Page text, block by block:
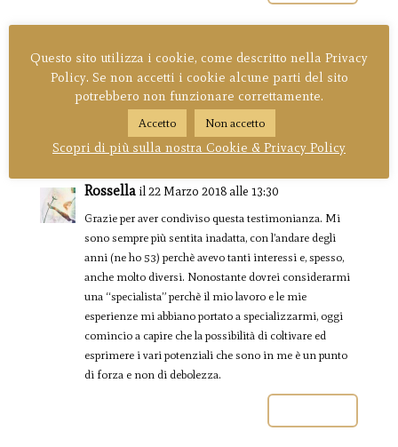
Eleonora Cosner il 21 Luglio 2018 alle 23:04
Che bello! Emilie è stata una rivelazione per molt*,
non è così? :)
Rossella il 22 Marzo 2018 alle 13:30
Grazie per aver condiviso questa testimonianza. Mi
sono sempre più sentita inadatta, con l’andare degli
anni (ne ho 53) perchè avevo tanti interessi e, spesso,
anche molto diversi. Nonostante dovrei considerarmi
una “specialista” perchè il mio lavoro e le mie
esperienze mi abbiano portato a specializzarmi, oggi
comincio a capire che la possibilità di coltivare ed
esprimere i vari potenziali che sono in me è un punto
di forza e non di debolezza.
Questo sito utilizza i cookie, come descritto nella Privacy
Policy. Se non accetti i cookie alcune parti del sito
potrebbero non funzionare correttamente.
Accetto Non accetto
Scopri di più sulla nostra Cookie & Privacy Policy